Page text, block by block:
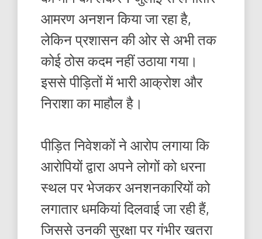
आमरण अनशन किया जा रहा है,
लेकिन प्रशासन की ओर से अभी तक
कोई ठोस कदम नहीं उठाया गया।
इससे पीड़ितों में भारी आक्रोश और
निराशा का माहौल है।
पीड़ित निवेशकों ने आरोप लगाया कि
आरोपियों द्वारा अपने लोगों को धरना
स्थल पर भेजकर अनशनकारियों को
लगातार धमकियां दिलवाई जा रही हैं,
जिससे उनकी सुरक्षा पर गंभीर खतरा